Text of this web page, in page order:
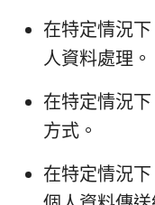
在特定情況
人資料處理。
在特定情況
方式。
在特定情況